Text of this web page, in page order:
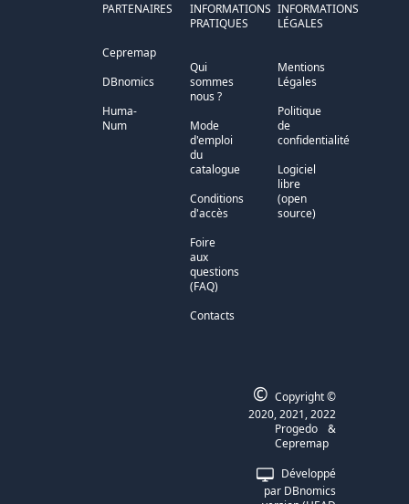
PARTENAIRES
Cepremap
DBnomics
Huma-
Num
INFORMATIONS
PRATIQUES
Qui
sommes
nous ?
Mode
d'emploi
du
catalogue
Conditions
d'accès
Foire
aux
questions
(FAQ)
Contacts
INFORMATIONS
LÉGALES
Mentions
Légales
Politique
de
confidentialité
Logiciel
libre
(open
source)
Développé
par DBnomics
© Copyright ©
2020, 2021, 2022
Progedo
&
Cepremap